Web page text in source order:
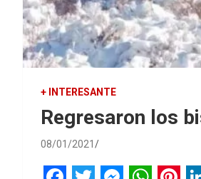
+ INTERESANTE
Regresaron los
08/01/2021